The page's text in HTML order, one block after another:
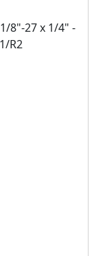
8"-27 x 1/4" -
R2